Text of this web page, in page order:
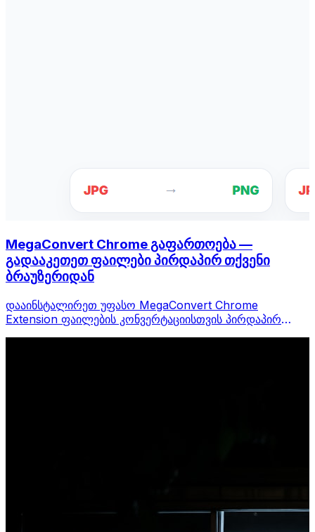
MegaConvert Chrome გაფართოება —
გადააკეთეთ ფაილები პირდაპირ თქვენი
ბრაუზერიდან
დააინსტალირეთ უფასო MegaConvert Chrome
Extension ფაილების კონვერტაციისთვის პირდაპირ